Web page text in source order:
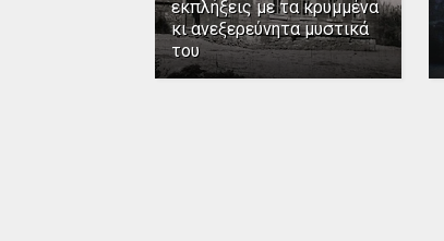
εκπλήξεις με τα κρυμμένα
κι ανεξερεύνητα μυστικά
του